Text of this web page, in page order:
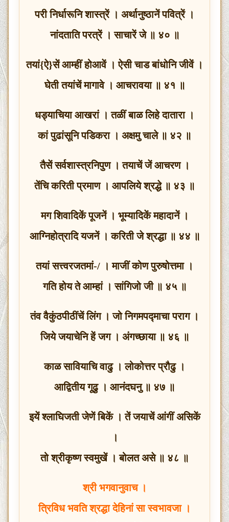
परी निर्धारूनि शास्त्रें । अर्थानुष्ठानें पवित्रें ।
नांदताति परत्रें । साचारें जे ॥ ४० ॥
तयां{ऐ}सें आम्हीं होआवें । ऐसी चाड बांधोनि जीवें ।
घेती तयांचें मागावे । आचरावया ॥ ४१ ॥
धड्याचिया आखरां । तळीं बाळ लिहे दातारा ।
कां पुढांसूनि पडिकरा । अक्षमु चाले ॥ ४२ ॥
तैसें सर्वशास्त्रनिपुण । तयाचें जें आचरण ।
तेंचि करिती प्रमाण । आपलिये श्रद्धे ॥ ४३ ॥
मग शिवादिकें पूजनें । भूम्यादिकें महादानें ।
आग्निहोत्रादि यजनें । करिती जे श्रद्धा ॥ ४४ ॥
तयां सत्त्वरजतमां-/ । माजीं कोण पुरुषोत्तमा ।
गति होय ते आम्हां । सांगिजो जी ॥ ४५ ॥
तंव वैकुंठपीठींचें लिंग । जो निगमपद्माचा पराग ।
जिये जयाचेनि हें जग । अंगच्छाया ॥ ४६ ॥
काळ सावियाचि वाढु । लोकोत्तर प्रौढु ।
आद्वितीय गूढु । आनंदघनु ॥ ४७ ॥
इयें श्लाघिजती जेणें बिकें । तें जयाचें आंगीं असिकें
।
तो श्रीकृष्ण स्वमुखें । बोलत असे ॥ ४८ ॥
श्री भगवानुवाच ।
त्रिविध भवति श्रद्धा देहिनां सा स्वभावजा ।